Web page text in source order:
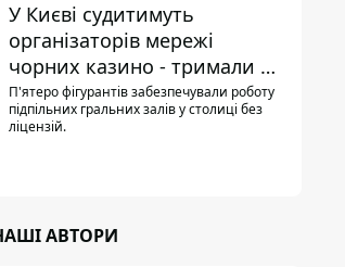
У Києві судитимуть
організаторів мережі
чорних казино - тримали 39
закладів
П'ятеро фігурантів забезпечували роботу
підпільних гральних залів у столиці без
ліцензій.
АВТОРИ